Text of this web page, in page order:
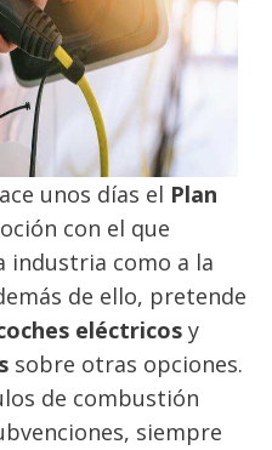
unos días el Plan
con el que
industria como a la
de ello, pretende
eléctricos y
sobre otras opciones.
de combustión
siempre